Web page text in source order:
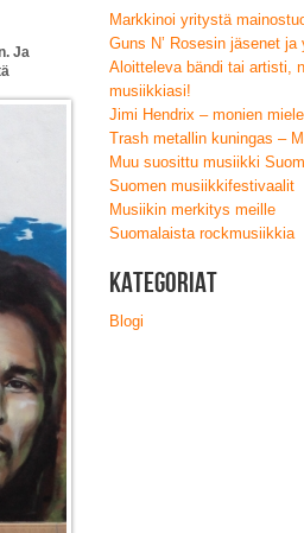
Ja
Markkinoi yritystä
Guns N’ Rosesin jäsenet
Aloitteleva bändi tai artisti,
musiikkiasi!
Jimi Hendrix – monien
Trash metallin kuningas –
Muu suosittu musiikki
Suomen musiikkifestivaalit
Musiikin merkitys meille
Suomalaista rockmusiikkia
Kategoriat
Blogi